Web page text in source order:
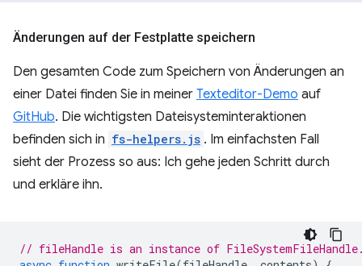
Änderungen auf der Festplatte speichern
Den gesamten Code zum Speichern von Änderungen an
einer Datei finden Sie in meiner Texteditor-Demo auf
GitHub. Die wichtigsten Dateisysteminteraktionen
befinden sich in fs-helpers.js . Im einfachsten Fall
sieht der Prozess so aus: Ich gehe jeden Schritt durch
und erkläre ihn.
// fileHandle is an instance of